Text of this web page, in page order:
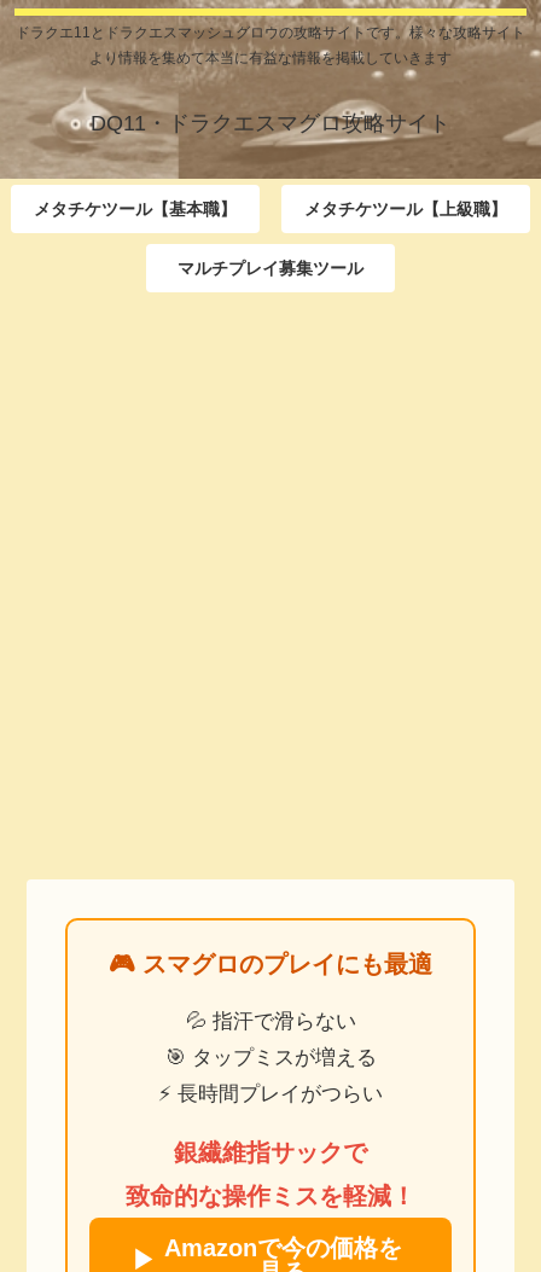
ドラクエ11とドラクエスマッシュグロウの攻略サイトです。様々な攻略サイト
より情報を集めて本当に有益な情報を掲載していきます
DQ11・ドラクエスマグロ攻略サイト
メタチケツール【基本職】 メタチケツール【上級職】
マルチプレイ募集ツール
🎮 スマグロのプレイにも最適
💦 指汗で滑らない
🎯 タップミスが増える
⚡ 長時間プレイがつらい
銀繊維指サックで
致命的な操作ミスを軽減！
▶ Amazonで今の価格を